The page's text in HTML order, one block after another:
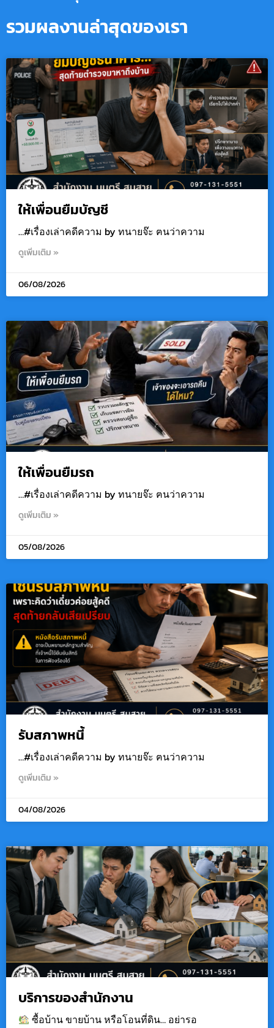
รวมผลงานล่าสุดของเรา
ให้เพื่อนยืมบัญชี
…#เรื่องเล่าคดีความ by ทนายจ๊ะ ฅนว่าความ
ดูเพิ่มเติม »
06/08/2026
ให้เพื่อนยืมรถ
…#เรื่องเล่าคดีความ by ทนายจ๊ะ ฅนว่าความ
ดูเพิ่มเติม »
05/08/2026
รับสภาพหนี้
…#เรื่องเล่าคดีความ by ทนายจ๊ะ ฅนว่าความ
ดูเพิ่มเติม »
04/08/2026
บริการของสำนักงาน
ซื้อบ้าน ขายบ้าน หรือโอนที่ดิน… อย่ารอ